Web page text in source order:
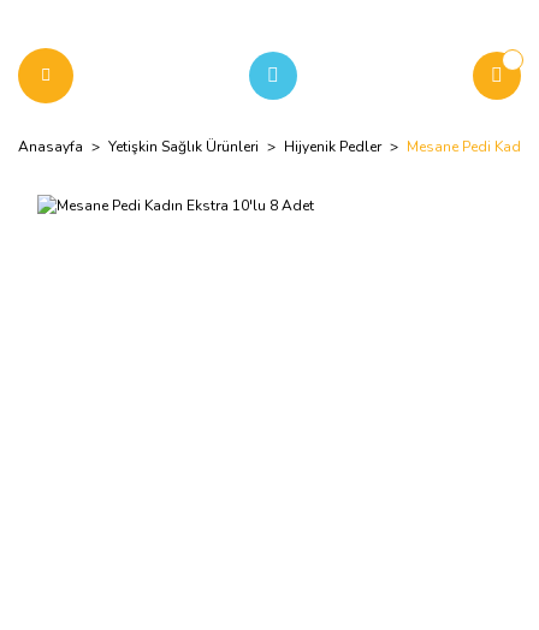
Anasayfa Yetişkin Sağlık Ürünleri Hijyenik Pedler Mesane Pedi